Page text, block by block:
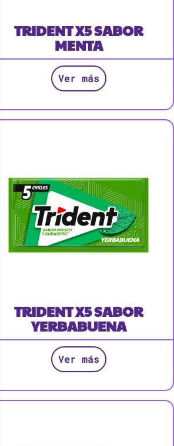
TRIDENT X5 SABOR
MENTA
Ver más
TRIDENT X5 SABOR
YERBABUENA
Ver más